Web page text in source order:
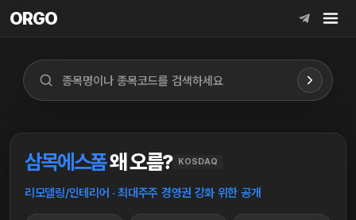
ORGO
ORGO
삼목에스폼왜 오름? KOSDAQ
리모델링/인테리어 · 최대주주 경영권 강화 위한 공개